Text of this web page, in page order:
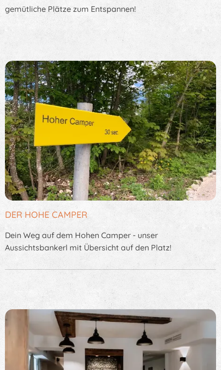
gemütliche Plätze zum Entspannen!
DER HOHE CAMPER
Dein Weg auf dem Hohen Camper - unser
Aussichtsbankerl mit Übersicht auf den Platz!